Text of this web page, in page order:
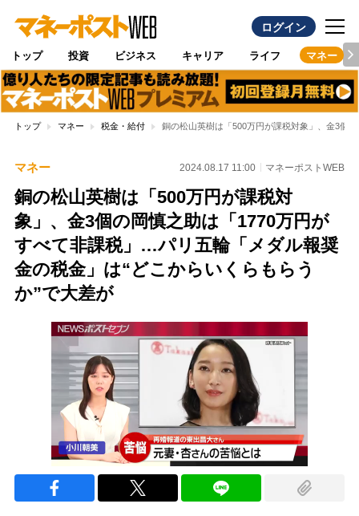
ログイン
トップ 投資 ビジネス キャリア ライフ マネー
トップ マネー 税金・給付 銅の松山英樹は「500万円が課税対象」、金3個
マネー 2024.08.17 11:00 マネーポストWEB
銅の松山英樹は「500万円が課税対
象」、金3個の岡慎之助は「1770万円が
すべて非課税」…パリ五輪「メダル報奨
金の税金」は“どこからいくらもらう
か”で大差が